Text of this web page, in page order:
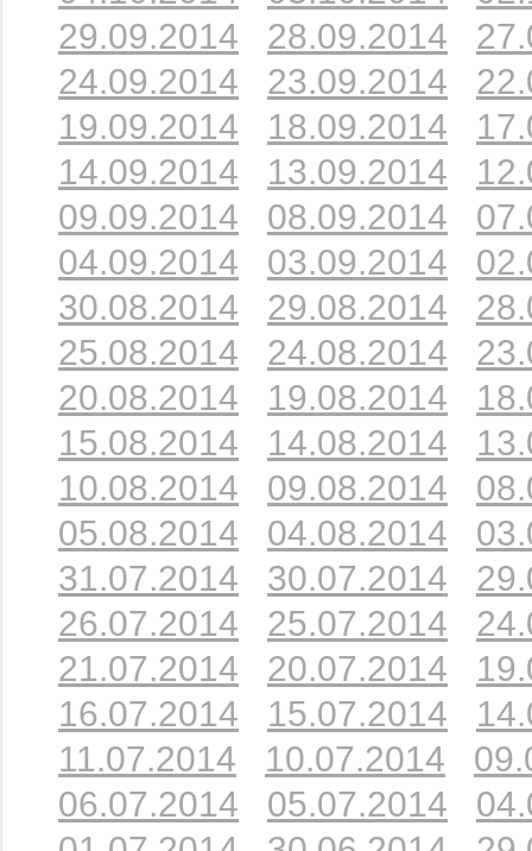
29.09.2014
28.09.2014
24.09.2014
23.09.2014
19.09.2014
18.09.2014
14.09.2014
13.09.2014
09.09.2014
08.09.2014
04.09.2014
03.09.2014
30.08.2014
29.08.2014
25.08.2014
24.08.2014
20.08.2014
19.08.2014
15.08.2014
14.08.2014
10.08.2014
09.08.2014
05.08.2014
04.08.2014
31.07.2014
30.07.2014
26.07.2014
25.07.2014
21.07.2014
20.07.2014
16.07.2014
15.07.2014
11.07.2014
10.07.2014
06.07.2014
05.07.2014